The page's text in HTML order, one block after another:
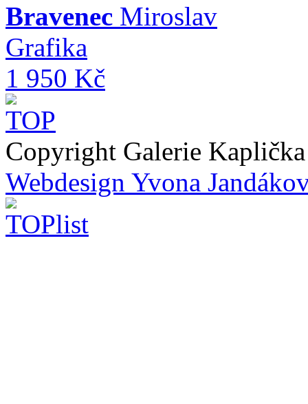
Bravenec Miroslav
Grafika
1 950 Kč
Copyright Galerie
Webdesign Yvona